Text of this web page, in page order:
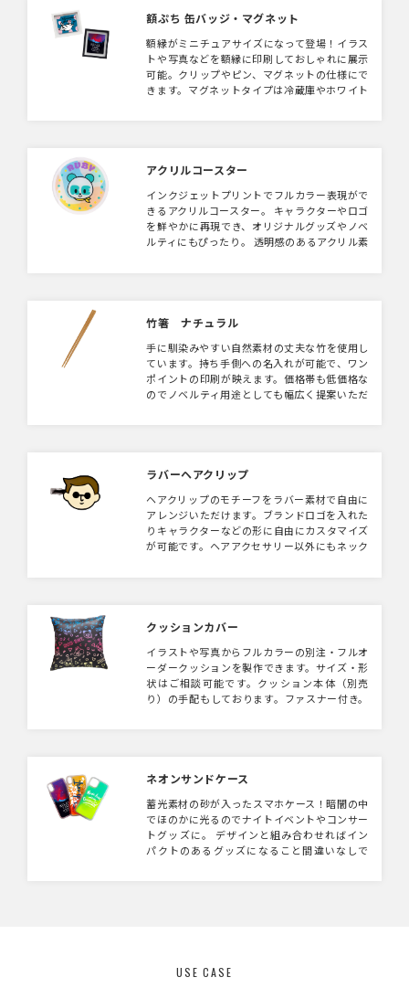
額ぷち 缶バッジ・マグネット
額縁がミニチュアサイズになって登場！イラス
トや写真などを額縁に印刷しておしゃれに展示
可能。クリップやピン、マグネットの仕様にで
きます。マグネットタイプは冷蔵庫やホワイト
アクリルコースター
インクジェットプリントでフルカラー表現がで
きるアクリルコースター。 キャラクターやロゴ
を鮮やかに再現でき、オリジナルグッズやノベ
ルティにもぴったり。 透明感のあるアクリル素
竹箸 ナチュラル
手に馴染みやすい自然素材の丈夫な竹を使用し
ています。持ち手側への名入れが可能で、ワン
ポイントの印刷が映えます。価格帯も低価格な
のでノベルティ用途としても幅広く提案いただ
ラバーヘアクリップ
ヘアクリップのモチーフをラバー素材で自由に
アレンジいただけます。ブランドロゴを入れた
りキャラクターなどの形に自由にカスタマイズ
が可能です。ヘアアクセサリー以外にもネック
クッションカバー
イラストや写真からフルカラーの別注・フルオ
ーダークッションを製作できます。サイズ・形
状はご相談可能です。クッション本体（別売
り）の手配もしております。ファスナー付き。
ネオンサンドケース
蓄光素材の砂が入ったスマホケース！暗闇の中
でほのかに光るのでナイトイベントやコンサー
トグッズに。 デザインと組み合わせればイン
パクトのあるグッズになること間違いなしで
USE CASE